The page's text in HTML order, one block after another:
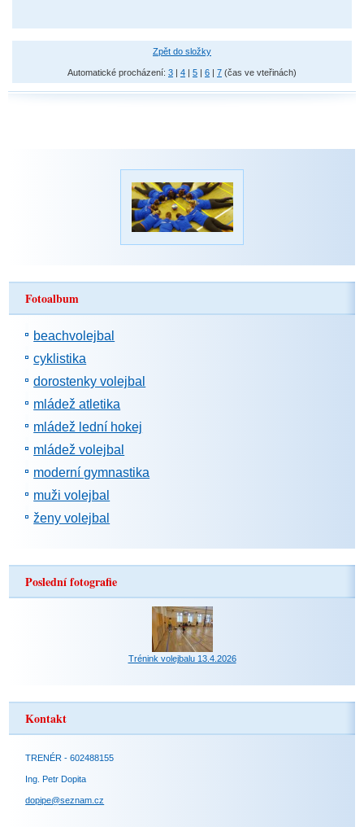
Zpět do složky
Automatické procházení: 3 | 4 | 5 | 6 | 7 (čas ve vteřinách)
Fotoalbum
beachvolejbal
cyklistika
dorostenky volejbal
mládež atletika
mládež lední hokej
mládež volejbal
moderní gymnastika
muži volejbal
ženy volejbal
Poslední fotografie
Trénink volejbalu 13.4.2026
Kontakt
TRENÉR - 602488155
Ing. Petr Dopita
dopipe@seznam.cz